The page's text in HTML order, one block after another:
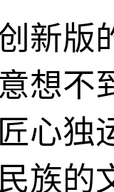
新版
想不
心独
族的